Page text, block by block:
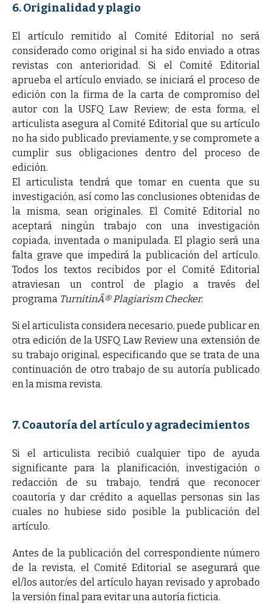
6. Originalidad y plagio
El artículo remitido al Comité Editorial no será
considerado como original si ha sido enviado a otras
revistas con anterioridad. Si el Comité Editorial
aprueba el artículo enviado, se iniciará el proceso de
edición con la firma de la carta de compromiso del
autor con la USFQ Law Review; de esta forma, el
articulista asegura al Comité Editorial que su artículo
no ha sido publicado previamente, y se compromete a
cumplir sus obligaciones dentro del proceso de
edición.
El articulista tendrá que tomar en cuenta que su
investigación, así como las conclusiones obtenidas de
la misma, sean originales. El Comité Editorial no
aceptará ningún trabajo con una investigación
copiada, inventada o manipulada. El plagio será una
falta grave que impedirá la publicación del artículo.
Todos los textos recibidos por el Comité Editorial
atraviesan un control de plagio a través del
programa TurnitinÂ® Plagiarism Checker.
Si el articulista considera necesario, puede publicar en
otra edición de la USFQ Law Review una extensión de
su trabajo original, especificando que se trata de una
continuación de otro trabajo de su autoría publicado
en la misma revista.
7. Coautoría del artículo y agradecimientos
Si el articulista recibió cualquier tipo de ayuda
significante para la planificación, investigación o
redacción de su trabajo, tendrá que reconocer
coautoría y dar crédito a aquellas personas sin las
cuales no hubiese sido posible la publicación del
artículo.
Antes de la publicación del correspondiente número
de la revista, el Comité Editorial se asegurará que
el/los autor/es del artículo hayan revisado y aprobado
la versión final para evitar una autoría ficticia.